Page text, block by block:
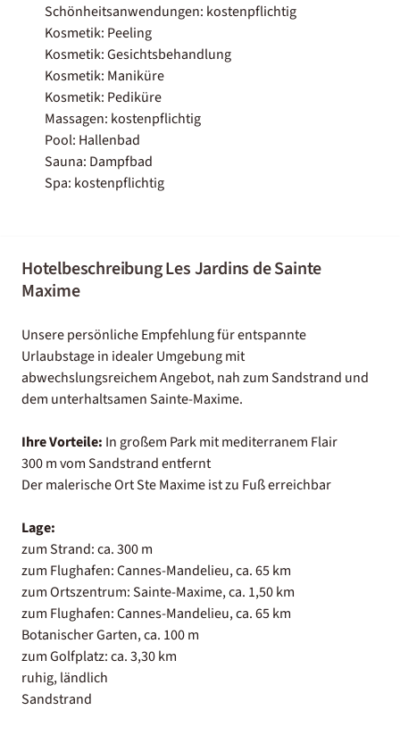
Schönheitsanwendungen: kostenpflichtig
Kosmetik: Peeling
Kosmetik: Gesichtsbehandlung
Kosmetik: Maniküre
Kosmetik: Pediküre
Massagen: kostenpflichtig
Pool: Hallenbad
Sauna: Dampfbad
Spa: kostenpflichtig
Hotelbeschreibung Les Jardins de Sainte
Maxime
Unsere persönliche Empfehlung für entspannte
Urlaubstage in idealer Umgebung mit
abwechslungsreichem Angebot, nah zum Sandstrand und
dem unterhaltsamen Sainte-Maxime.
Ihre Vorteile: In großem Park mit mediterranem Flair
300 m vom Sandstrand entfernt
Der malerische Ort Ste Maxime ist zu Fuß erreichbar
Lage:
zum Strand: ca. 300 m
zum Flughafen: Cannes-Mandelieu, ca. 65 km
zum Ortszentrum: Sainte-Maxime, ca. 1,50 km
zum Flughafen: Cannes-Mandelieu, ca. 65 km
Botanischer Garten, ca. 100 m
zum Golfplatz: ca. 3,30 km
ruhig, ländlich
Sandstrand